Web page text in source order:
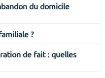
du domicile
?
de fait : quelles